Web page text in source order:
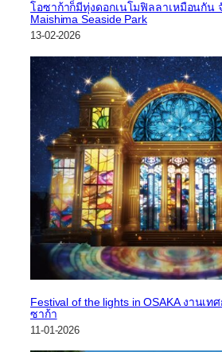
โอซาก้าก็มีทุ่งดอกเนโมฟิลลาเหมือนกัน
Maishima Seaside Park
13-02-2026
Festival of the lights in OSAKA งานเ
ซาก้า
11-01-2026